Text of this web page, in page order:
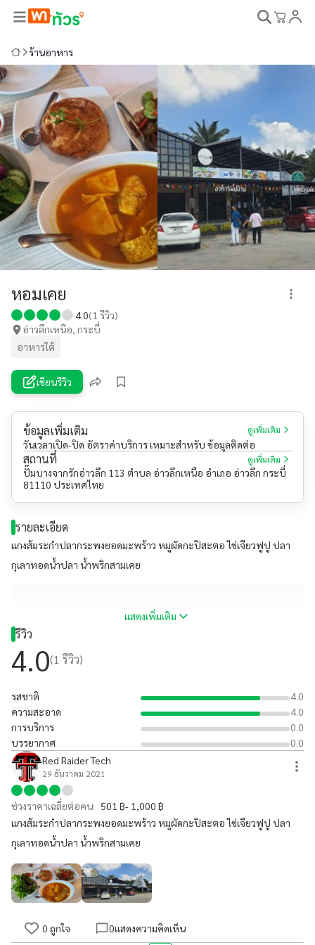
ร้านอาหาร
หอมเคย
4.0(1 รีวิว)
อ่าวลึกเหนือ, กระบี่
อาหารใต้
เขียนรีวิว
ข้อมูลเพิ่มเติม ดูเพิ่มเติม
วันเวลาเปิด-ปิด อัตราค่าบริการ เหมาะสำหรับ ข้อมูลติดต่อ
สถานที่ ดูเพิ่มเติม
ปั๊มบางจากรักอ่าวลึก 113 ตำบล อ่าวลึกเหนือ อำเภอ อ่าวลึก กระบี่
81110 ประเทศไทย
รายละเอียด
แกงส้มระกำปลากระพงยอดมะพร้าว หมูผัดกะปิสะตอ ไข่เจียวฟูปู ปลา
กุเลาทอดน้ำปลา น้ำพริกสามเคย
แสดงเพิ่มเติม
รีวิว
4.0(1 รีวิว)
รสชาติ
4.0
ความสะอาด
4.0
การบริการ
0.0
บรรยากาศ
0.0
Red Raider Tech
29 ธันวาคม 2021
ช่วงราคาเฉลี่ยต่อคน: 501 ฿- 1,000 ฿
แกงส้มระกำปลากระพงยอดมะพร้าว หมูผัดกะปิสะตอ ไข่เจียวฟูปู ปลา
กุเลาทอดน้ำปลา น้ำพริกสามเคย
0 ถูกใจ 0แสดงความคิดเห็น